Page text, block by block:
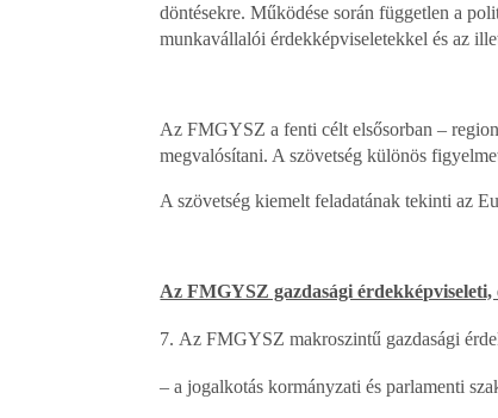
döntésekre. Működése során független a
munkavállalói érdekképviseletekkel és az
Az FMGYSZ a fenti célt elsősorban –
megvalósítani. A szövetség különös
A szövetség kiemelt feladatának tekinti az
Az FMGYSZ gazdasági
Az FMGYSZ makroszintű gazdasági
– a jogalkotás kormányzati és parlamenti